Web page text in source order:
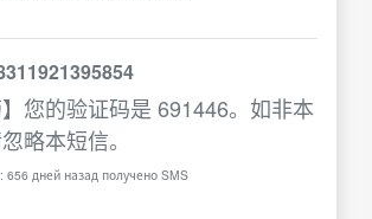
】您的验证码是 691446。如非本
略本短信。
656 дней назад получено SMS